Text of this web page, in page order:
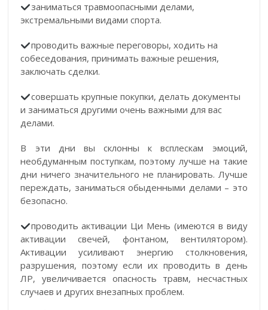
заниматься травмоопасными делами,
экстремальными видами спорта.
проводить важные переговоры, ходить на
собеседования, принимать важные решения,
заключать сделки.
совершать крупные покупки, делать документы
и заниматься другими очень важными для вас
делами.
В эти дни вы склонны к всплескам эмоций,
необдуманным поступкам, поэтому лучше на такие
дни ничего значительного не планировать. Лучше
переждать, заниматься обыденными делами – это
безопасно.
проводить активации Ци Мень (имеются в виду
активации свечей, фонтаном, вентилятором).
Активации усиливают энергию столкновения,
разрушения, поэтому если их проводить в день
ЛР, увеличивается опасность травм, несчастных
случаев и других внезапных проблем.